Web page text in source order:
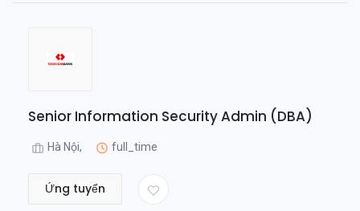
Senior Information Security Admin (DBA)
Hà Nội, full_time
Ứng tuyển